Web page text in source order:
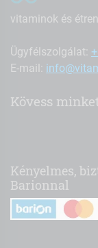
vitaminok és
Ügyfélszolgálat:
E-mail:
Kövess
Kényelmes,
Barionnal